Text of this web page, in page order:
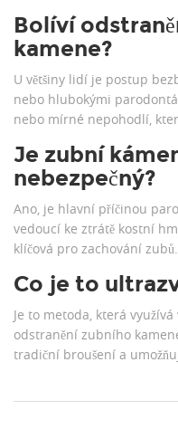
Bolíví
kamene?
U většiny lidí je postup
nebo hlubokými
nebo mírné nepohodlí,
Je zubní
nebezpečný?
Ano, je hlavní příčinou
vedoucí ke ztrátě kostní
klíčová pro zachování zubů.
Co je to
Je to metoda, která
odstranění zubního
tradiční broušení a